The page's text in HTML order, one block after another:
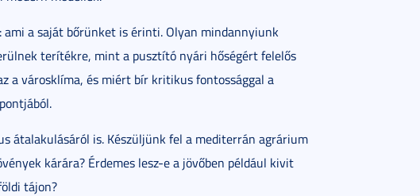
a saját bőrünket is érinti. Olyan mindannyiunk
terítékre, mint a pusztító nyári hőségért felelős
a városklíma, és miért bír kritikus fontossággal a
átalakulásáról is. Készüljünk fel a mediterrán agrárium
kárára? Érdemes lesz-e a jövőben például kivit
tájon?